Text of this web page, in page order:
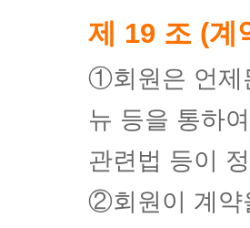
제 19 조 (계
①회원은 언제
뉴 등을 통하
관련법 등이
②회원이 계약